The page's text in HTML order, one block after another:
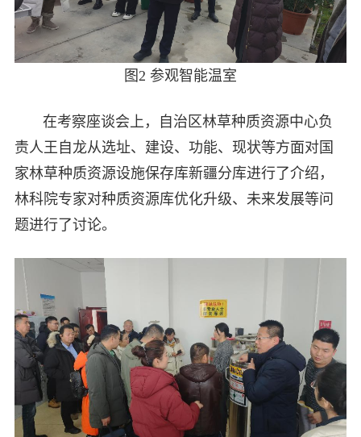
图2 参观智能温室
在考察座谈会上，自治区林草种质资源中心负
责人王自龙从选址、建设、功能、现状等方面对国
家林草种质资源设施保存库新疆分库进行了介绍，
林科院专家对种质资源库优化升级、未来发展等问
题进行了讨论。